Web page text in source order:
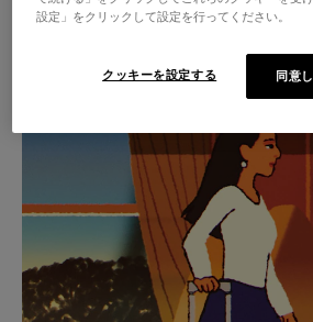
IS
PLAYED,
PLEASE
PRESS
TO
IS
MUTED,
PLEASE
PRESS
TO
厳選されたギフトセレ
あらゆる旅に寄り
パートナーを見つ
設定」をクリックして設定を行ってください。
クッキーを設定する 同意